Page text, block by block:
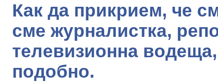
Как да прикрием, че
сме журналистка,
телевизионна
подобно.